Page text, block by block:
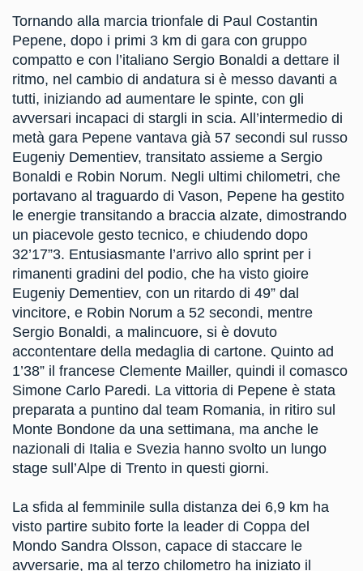
Tornando alla marcia trionfale di Paul Costantin
Pepene, dopo i primi 3 km di gara con gruppo
compatto e con l’italiano Sergio Bonaldi a dettare il
ritmo, nel cambio di andatura si è messo davanti a
tutti, iniziando ad aumentare le spinte, con gli
avversari incapaci di stargli in scia. All’intermedio di
metà gara Pepene vantava già 57 secondi sul russo
Eugeniy Dementiev, transitato assieme a Sergio
Bonaldi e Robin Norum. Negli ultimi chilometri, che
portavano al traguardo di Vason, Pepene ha gestito
le energie transitando a braccia alzate, dimostrando
un piacevole gesto tecnico, e chiudendo dopo
32’17”3. Entusiasmante l’arrivo allo sprint per i
rimanenti gradini del podio, che ha visto gioire
Eugeniy Dementiev, con un ritardo di 49” dal
vincitore, e Robin Norum a 52 secondi, mentre
Sergio Bonaldi, a malincuore, si è dovuto
accontentare della medaglia di cartone. Quinto ad
1’38” il francese Clemente Mailler, quindi il comasco
Simone Carlo Paredi. La vittoria di Pepene è stata
preparata a puntino dal team Romania, in ritiro sul
Monte Bondone da una settimana, ma anche le
nazionali di Italia e Svezia hanno svolto un lungo
stage sull’Alpe di Trento in questi giorni.
La sfida al femminile sulla distanza dei 6,9 km ha
visto partire subito forte la leader di Coppa del
Mondo Sandra Olsson, capace di staccare le
avversarie, ma al terzo chilometro ha iniziato il